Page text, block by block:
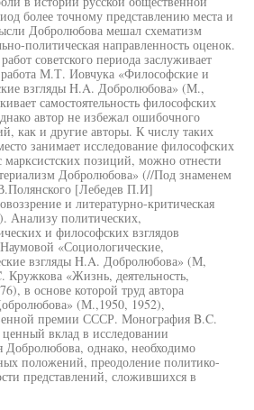
более точному представлению места и
Добролюбова мешал схематизм
политическая направленность оценок.
советского периода заслуживает
М.Т. Иовчука «Философские и
взгляды H.A. Добролюбова» (М.,
самостоятельность философских
автор не избежал ошибочного
как и другие авторы. К числу таких
занимает исследование философских
марксистских позиций, можно отнести
Добролюбова» (//Под знаменем
[Лебедев П.И]
и литературно-критическая
Анализу политических,
и философских взглядов
«Социологические,
взгляды H.A. Добролюбова» (М,
Кружкова «Жизнь, деятельность,
в основе которой труд автора
(М.,1950, 1952),
премии СССР. Монография B.C.
вклад в исследовании
Добролюбова, однако, необходимо
положений, преодоление политико-
представлений, сложившихся в